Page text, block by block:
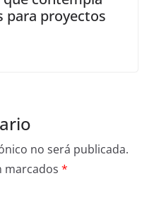
para proyectos
no será publicada.
marcados *